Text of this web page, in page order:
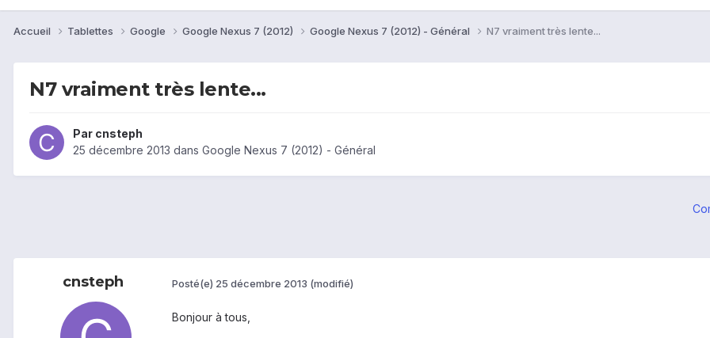
Accueil Tablettes Google Google Nexus 7 (2012) Google Nexus 7 (2012) - Général N7 vraiment très lente...
N7 vraiment très lente...
Par cnsteph
25 décembre 2013 dans Google Nexus 7 (2012) - Général
cnsteph Posté(e) 25 décembre 2013 (modifié)
Bonjour à tous,